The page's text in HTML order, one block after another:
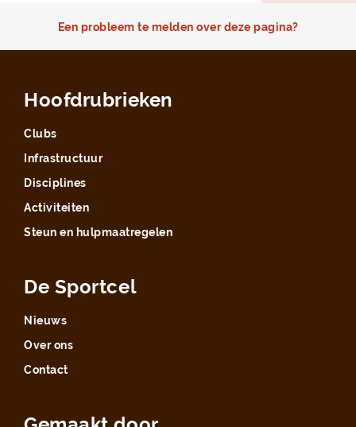
Een probleem te melden over deze pagina?
Hoofdrubrieken
Clubs
Infrastructuur
Disciplines
Activiteiten
Steun en hulpmaatregelen
De Sportcel
Nieuws
Over ons
Contact